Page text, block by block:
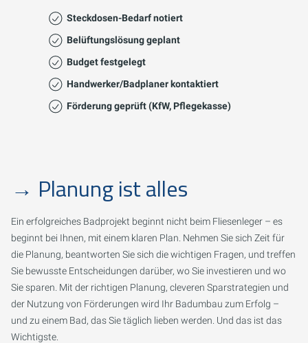
Steckdosen-Bedarf notiert
Belüftungslösung geplant
Budget festgelegt
Handwerker/Badplaner kontaktiert
Förderung geprüft (KfW, Pflegekasse)
→ Planung ist alles
Ein erfolgreiches Badprojekt beginnt nicht beim Fliesenleger – es
beginnt bei Ihnen, mit einem klaren Plan. Nehmen Sie sich Zeit für
die Planung, beantworten Sie sich die wichtigen Fragen, und treffen
Sie bewusste Entscheidungen darüber, wo Sie investieren und wo
Sie sparen. Mit der richtigen Planung, cleveren Sparstrategien und
der Nutzung von Förderungen wird Ihr Badumbau zum Erfolg –
und zu einem Bad, das Sie täglich lieben werden. Und das ist das
Wichtigste.